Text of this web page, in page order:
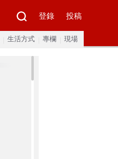
登錄 投稿
生活方式 專欄 現場